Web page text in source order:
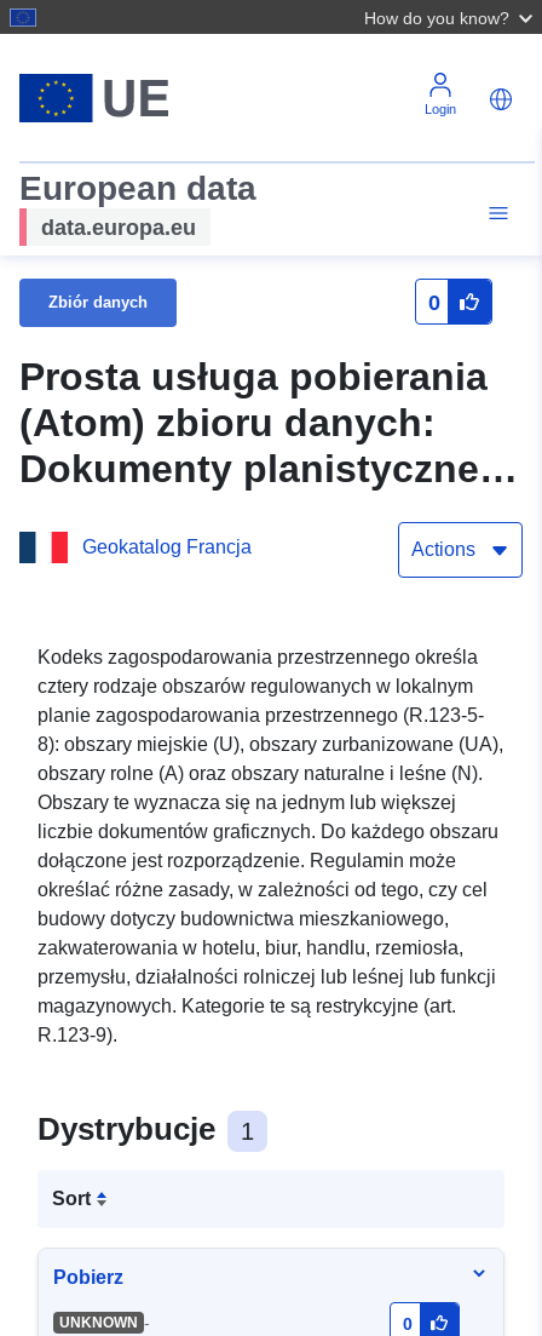
How do you know?
Login
European data
data.europa.eu
Zbiór danych 0
Prosta usługa pobierania
(Atom) zbioru danych:
Dokumenty planistyczne –
tabela zawierająca obszary
dokumentu PLU lub POS w
Geokatalog Francja Actions
Kodeks zagospodarowania przestrzennego określa
cztery rodzaje obszarów regulowanych w lokalnym
planie zagospodarowania przestrzennego (R.123-5-
8): obszary miejskie (U), obszary zurbanizowane (UA),
obszary rolne (A) oraz obszary naturalne i leśne (N).
Obszary te wyznacza się na jednym lub większej
liczbie dokumentów graficznych. Do każdego obszaru
dołączone jest rozporządzenie. Regulamin może
określać różne zasady, w zależności od tego, czy cel
budowy dotyczy budownictwa mieszkaniowego,
zakwaterowania w hotelu, biur, handlu, rzemiosła,
przemysłu, działalności rolniczej lub leśnej lub funkcji
magazynowych. Kategorie te są restrykcyjne (art.
R.123-9).
Dystrybucje 1
Sort
Pobierz
UNKNOWN - 0